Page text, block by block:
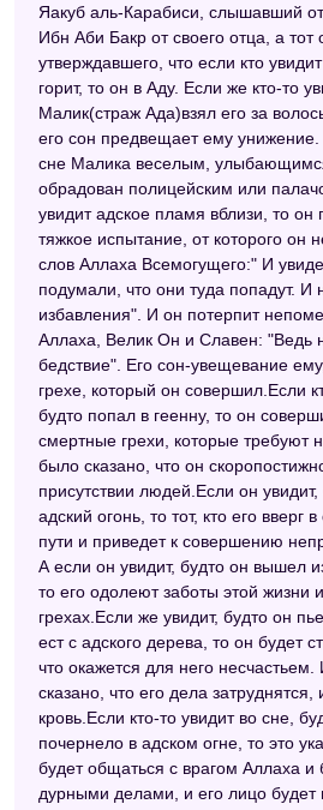
Сонник Юнга
Сонник Миллера
Сонник Странника
Сонник Симеона Прозорова
Совмещенный сонник
Восточный сонник
Психотерапевтический сонник
Сонник Хассе
Сонник Шивананды
Сонник для девочек
Сонник Таболкина
Ведический сонник от Шри
Новейший сонник
Сонник толкователь снов
Современный сонник
Украинский сонник
Самоучитель по толкованию
Яакуб аль-Карабиси, слышавший
Ибн Аби Бакр от своего отца, а тот
утверждавшего, что если кто
горит, то он в Аду. Если же кто-то
Малик(страж Ада)взял его за
его сон предвещает ему унижение.
сне Малика веселым,
обрадован полицейским или
увидит адское пламя вблизи, то он
тяжкое испытание, от которого он
слов Аллаха Всемогущего:" И
подумали, что они туда попадут. И
избавления". И он потерпит
Аллаха, Велик Он и Славен: "Ведь
бедствие". Его сон-увещевание
грехе, который он совершил.Если
будто попал в геенну, то он
смертные грехи, которые требуют
было сказано, что он
присутствии людей.Если он
адский огонь, то тот, кто его вверг
пути и приведет к совершению
А если он увидит, будто он вышел
то его одолеют заботы этой жизни
грехах.Если же увидит, будто он
ест с адского дерева, то он будет
что окажется для него
сказано, что его дела затруднятся,
кровь.Если кто-то увидит во сне,
почернело в адском огне, то это
будет общаться с врагом Аллаха и
дурными делами, и его лицо